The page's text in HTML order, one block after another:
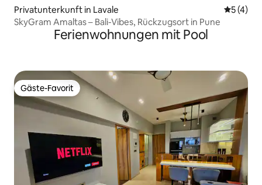
Privatunterkunft in Lavale
5 (4)
SkyGram Amaltas – Bali-Vibes, Rückzugsort in Pune
Ferienwohnungen mit Pool
Gäste-Favorit
Gäste-Favorit